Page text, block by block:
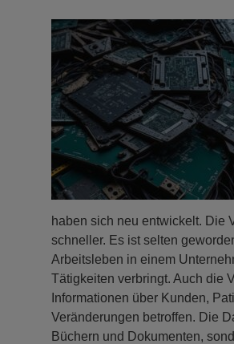
haben sich neu entwickelt. Die
schneller. Es ist selten
Arbeitsleben in einem
Tätigkeiten verbringt. Auch die
Informationen über Kunden,
Veränderungen betroffen. Die
Büchern und Dokumenten,